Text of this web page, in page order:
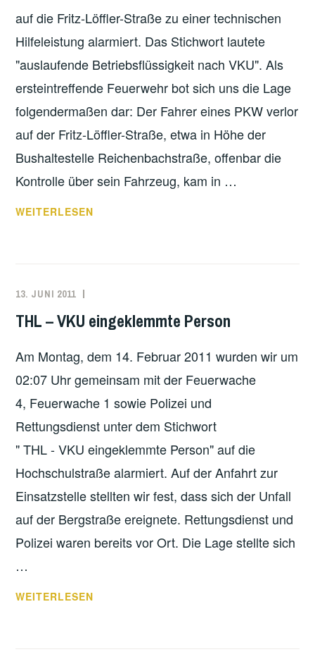
auf die Fritz-Löffler-Straße zu einer technischen
Hilfeleistung alarmiert. Das Stichwort lautete
"auslaufende Betriebsflüssigkeit nach VKU". Als
ersteintreffende Feuerwehr bot sich uns die Lage
folgendermaßen dar: Der Fahrer eines PKW verlor
auf der Fritz-Löffler-Straße, etwa in Höhe der
Bushaltestelle Reichenbachstraße, offenbar die
Kontrolle über sein Fahrzeug, kam in …
VERKEHRSUNFALL
WEITERLESEN
13. JUNI 2011
KÄPPLER
THL – VKU eingeklemmte Person
Am Montag, dem 14. Februar 2011 wurden wir um
02:07 Uhr gemeinsam mit der Feuerwache
4, Feuerwache 1 sowie Polizei und
Rettungsdienst unter dem Stichwort
" THL - VKU eingeklemmte Person" auf die
Hochschulstraße alarmiert. Auf der Anfahrt zur
Einsatzstelle stellten wir fest, dass sich der Unfall
auf der Bergstraße ereignete. Rettungsdienst und
Polizei waren bereits vor Ort. Die Lage stellte sich
…
THL
WEITERLESEN